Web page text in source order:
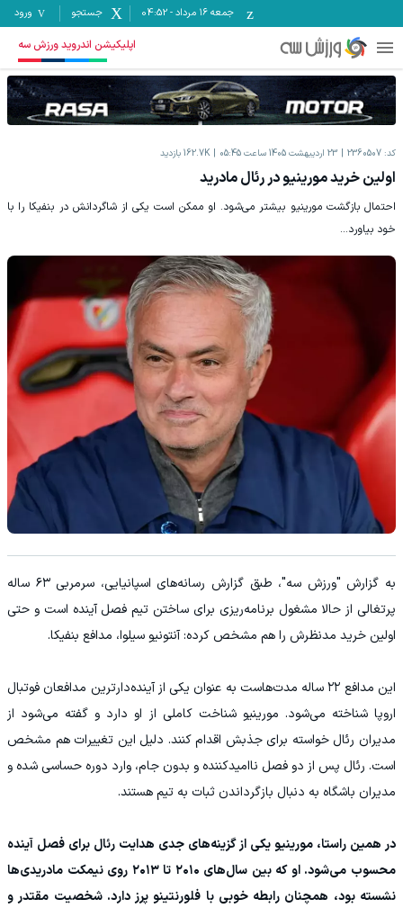
جمعه ۱۶ مرداد -
04:52 جستجو ورود
اپلیکیشن اندروید ورزش سه
کد: 2360507 23 اردیبهشت 1405 ساعت 05:45 162.7K بازدید
اولین خرید مورینیو در رئال مادرید
احتمال بازگشت مورینیو بیشتر می‌شود. او ممکن است یکی از شاگردانش در بنفیکا را با
خود بیاورد...
به گزارش "ورزش سه"، طبق گزارش رسانه‌های اسپانیایی، سرمربی ۶۳ ساله
پرتغالی از حالا مشغول برنامه‌ریزی برای ساختن تیم فصل آینده است و حتی
اولین خرید مدنظرش را هم مشخص کرده: آنتونیو سیلوا، مدافع بنفیکا.
این مدافع ۲۲ ساله مدت‌هاست به عنوان یکی از آینده‌دارترین مدافعان فوتبال
اروپا شناخته می‌شود. مورینیو شناخت کاملی از او دارد و گفته می‌شود از
مدیران رئال خواسته برای جذبش اقدام کنند. دلیل این تغییرات هم مشخص
است. رئال پس از دو فصل ناامیدکننده و بدون جام، وارد دوره حساسی شده و
مدیران باشگاه به دنبال بازگرداندن ثبات به تیم هستند.
در همین راستا، مورینیو یکی از گزینه‌های جدی هدایت رئال برای فصل آینده
محسوب می‌شود. او که بین سال‌های ۲۰۱۰ تا ۲۰۱۳ روی نیمکت مادریدی‌ها
نشسته بود، همچنان رابطه خوبی با فلورنتینو پرز دارد. شخصیت مقتدر و